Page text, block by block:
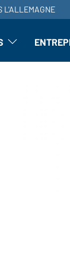
L'ALLEMAGNE
Perfectionnement :